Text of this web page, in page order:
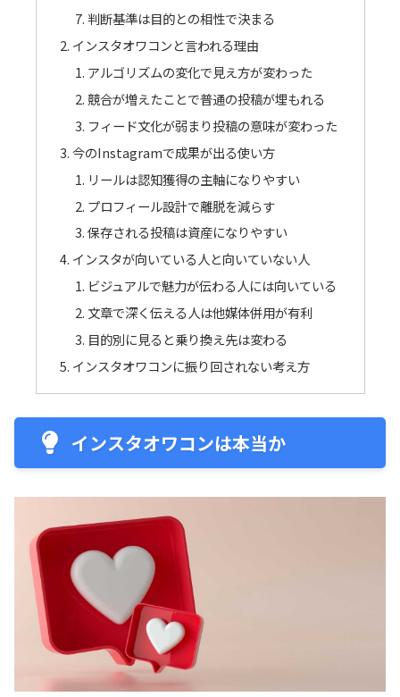
判断基準は目的との相性で決まる
インスタオワコンと言われる理由
アルゴリズムの変化で見え方が変わった
競合が増えたことで普通の投稿が埋もれる
フィード文化が弱まり投稿の意味が変わった
今のInstagramで成果が出る使い方
リールは認知獲得の主軸になりやすい
プロフィール設計で離脱を減らす
保存される投稿は資産になりやすい
インスタが向いている人と向いていない人
ビジュアルで魅力が伝わる人には向いている
文章で深く伝える人は他媒体併用が有利
目的別に見ると乗り換え先は変わる
インスタオワコンに振り回されない考え方
インスタオワコンは本当か